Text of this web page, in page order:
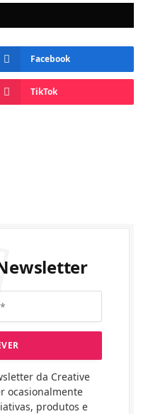
Facebook
TikTok
da Creative
ocasionalmente
produtos e